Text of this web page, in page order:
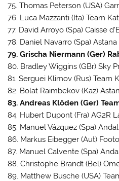
75. Thomas Peterson (USA)
76. Luca Mazzanti (Ita) Team
77. David Arroyo (Spa) Caisse
78. Daniel Navarro (Spa) Astana
79. Grischa Niermann (Ger)
80. Bradley Wiggins (GBr) Sky
81. Serguei Klimov (Rus) Team
82. Bolat Raimbekov (Kaz)
83. Andreas Klöden (Ger)
84. Hubert Dupont (Fra) AG2R
85. Manuel Vázquez (Spa)
86. Markus Eibegger (Aut)
87. Manuel Calvente (Spa)
88. Christophe Brandt (Bel)
89. Matthew Busche (USA)